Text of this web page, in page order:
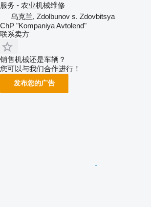
服务 - 农业机械维修
乌克兰, Zdolbunov s. Zdovbitsya
ChP "Kompaniya Avtolend"
联系卖方
销售机械还是车辆？
您可以与我们合作进行！
发布您的广告